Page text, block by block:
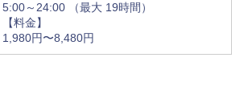
5:00～24:00 （最大 19時間）
【料金】
1,980円〜8,480円